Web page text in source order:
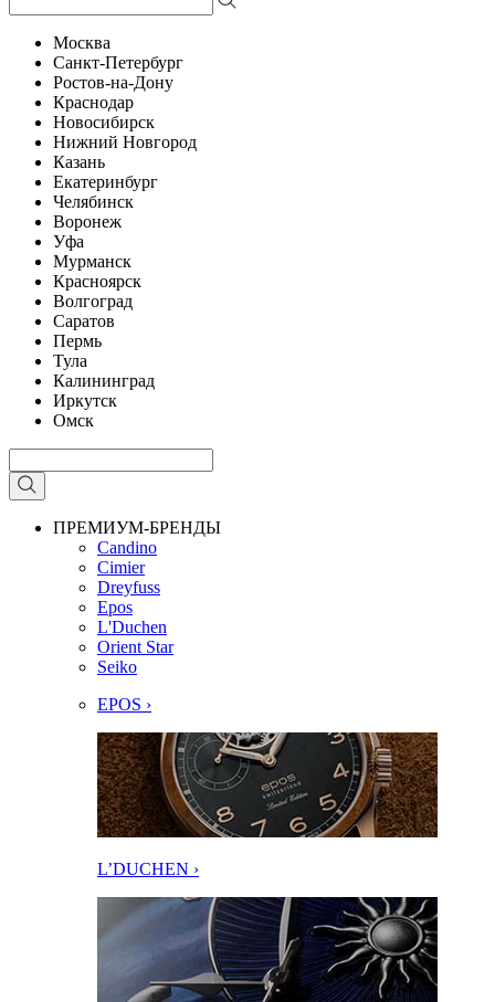
Москва
Санкт-Петербург
Ростов-на-Дону
Краснодар
Новосибирск
Нижний Новгород
Казань
Екатеринбург
Челябинск
Воронеж
Уфа
Мурманск
Красноярск
Волгоград
Саратов
Пермь
Тула
Калининград
Иркутск
Омск
ПРЕМИУМ-БРЕНДЫ
Candino
Cimier
Dreyfuss
Epos
L'Duchen
Orient Star
Seiko
EPOS ›
L’DUCHEN ›